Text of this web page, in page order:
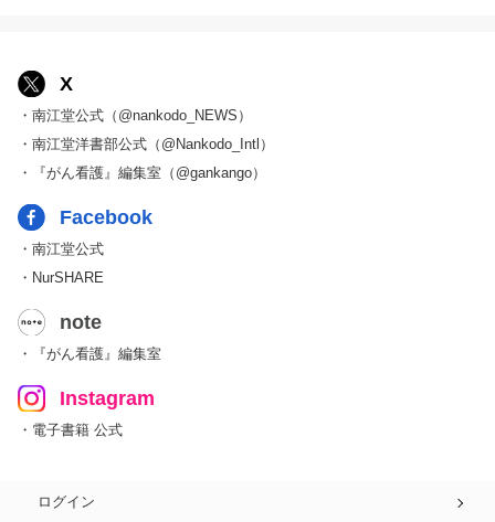
X
・南江堂公式（@nankodo_NEWS）
・南江堂洋書部公式（@Nankodo_Intl）
・『がん看護』編集室（@gankango）
Facebook
・南江堂公式
・NurSHARE
note
・『がん看護』編集室
Instagram
・電子書籍 公式
ログイン